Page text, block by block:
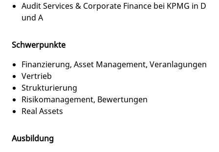
Audit Services & Corporate Finance bei KPMG in D
und A
Schwerpunkte
Finanzierung, Asset Management, Veranlagungen
Vertrieb
Strukturierung
Risikomanagement, Bewertungen
Real Assets
Ausbildung